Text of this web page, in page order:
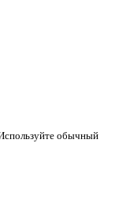
обычный